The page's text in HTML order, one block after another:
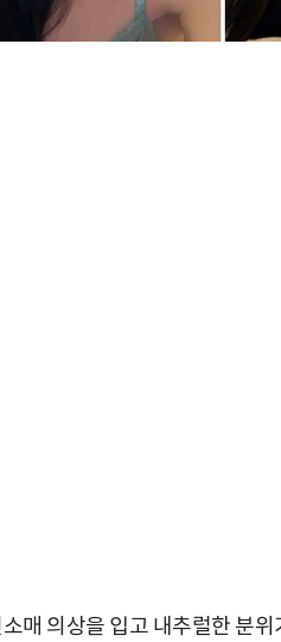
매 의상을 입고 내추럴한 분